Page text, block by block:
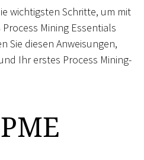
wichtigsten Schritte, um mit
Mining Essentials
Sie diesen Anweisungen,
Ihr erstes Process Mining-